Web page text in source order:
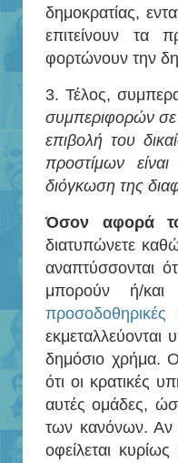
δημοκρατίας,
επιτείνουν τα
φορτώνουν την
3. Τέλος,
συμπεριφορών σε
επιβολή του
προστίμων
διόγκωση της
Όσον αφορά
διατυπώνετε
αναπτύσσονται
μπορούν ή/και
προσοδοθηρικές
εκμεταλλεύονται
δημόσιο χρήμα.
ότι οι κρατικές
αυτές ομάδες,
των κανόνων. Αν
οφείλεται